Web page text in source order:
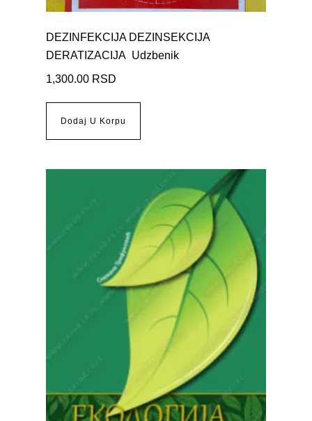
DEZINFEKCIJA DEZINSEKCIJA
DERATIZACIJA Udzbenik
1,300.00 RSD
Dodaj U Korpu